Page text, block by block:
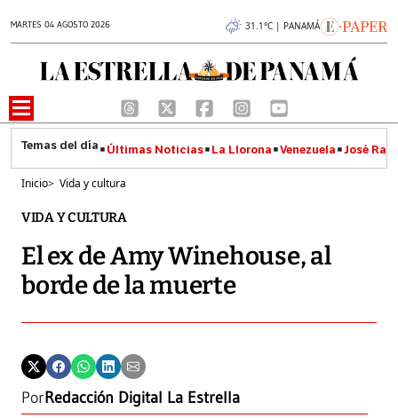
MARTES 04 AGOSTO 2026 31.1°C | PANAMÁ
Últimas Noticias La Llorona Venezuela José
Inicio> Vida y cultura
VIDA Y CULTURA
El ex de Amy Winehouse, al
borde de la muerte
PorRedacción Digital La Estrella